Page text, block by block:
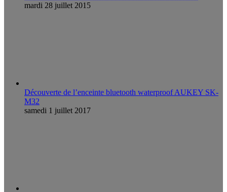
mardi 28 juillet 2015
Découverte de l’enceinte bluetooth waterproof AUKEY SK-
M32
samedi 1 juillet 2017